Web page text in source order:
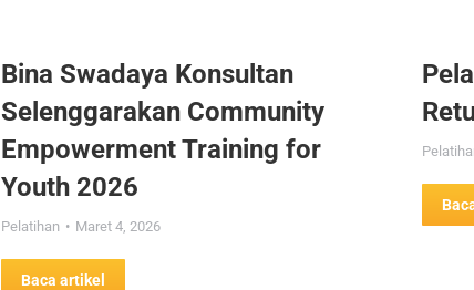
Bina Swadaya Konsultan
Selenggarakan Community
Empowerment Training for
Youth 2026
Pelatihan Maret 4, 2026
Baca artikel